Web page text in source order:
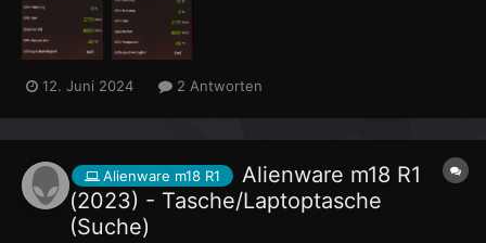
vorne erwähnten Werte sich immer verändert. Jetzt fu...
12. Juni 2024 2 Antworten
Alienware m18 R1
Alienware m18 R1
(2023) - Tasche/Laptoptasche
(Suche)